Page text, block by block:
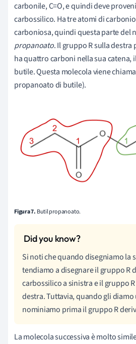
carbonile, C=O, e quindi deve
carbossilico. Ha tre atomi di
carboniosa, quindi questa parte del
propanoato. Il gruppo R sulla destra
ha quattro carboni nella sua catena,
butile. Questa molecola viene
propanoato di butile).
Figura 7. Butil propanoato.
Si noti che quando disegniamo la
tendiamo a disegnare il gruppo R
carbossilico a sinistra e il gruppo
destra. Tuttavia, quando gli
nominiamo prima il gruppo R
La molecola successiva è molto